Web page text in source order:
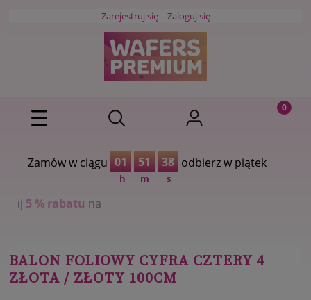
Zarejestruj się Zaloguj się
Zamów w ciągu 01
h
51
m
37
s
odbierz w piątek
BALON FOLIOWY CYFRA CZTERY 4
ZŁOTA / ZŁOTY 100CM